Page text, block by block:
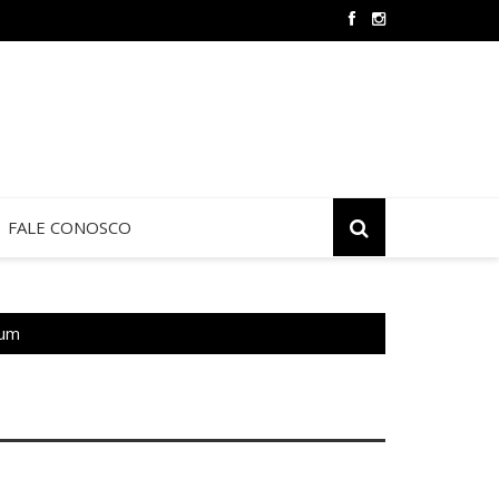
de Jericó termina neste sábado na São Judas Tadeu
FALE CONOSCO